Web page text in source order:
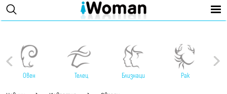
Овен Телец Близнаци Рак